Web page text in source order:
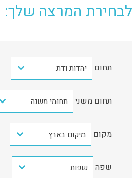
לבחירת המרצה שלך:
תחום יהדות ודת
תחום משני תחומי משנה
מקום מיקום בארץ
שפה שפות